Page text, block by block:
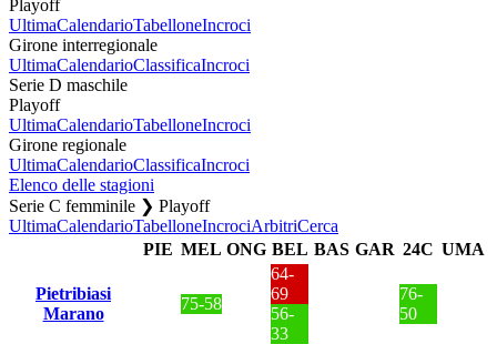
Playoff
UltimaCalendarioTabelloneIncroci
Girone interregionale
UltimaCalendarioClassificaIncroci
Serie D maschile
Playoff
UltimaCalendarioTabelloneIncroci
Girone regionale
UltimaCalendarioClassificaIncroci
Elenco delle stagioni
Serie C femminile ❯ Playoff
UltimaCalendarioTabelloneIncrociArbitriCerca
PIE MEL ONG BEL BAS GAR 24C UMA
Pietribiasi
Marano
75-58
64-
69
56-
33
76-
50